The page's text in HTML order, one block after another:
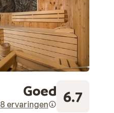
Goed
8 ervaringen 6.7